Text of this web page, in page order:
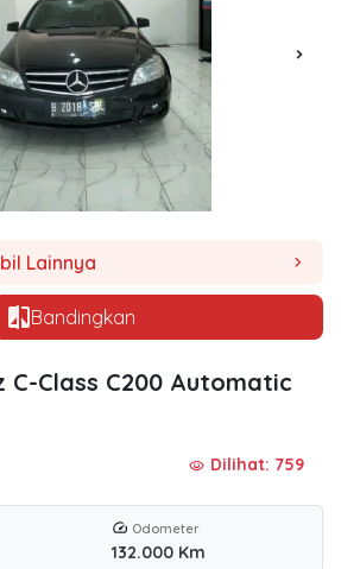
chevron_right
Lainnya chevron_right
Bandingkan
C-Class C200 Automatic
visibility Dilihat: 759
Odometer
132.000 Km